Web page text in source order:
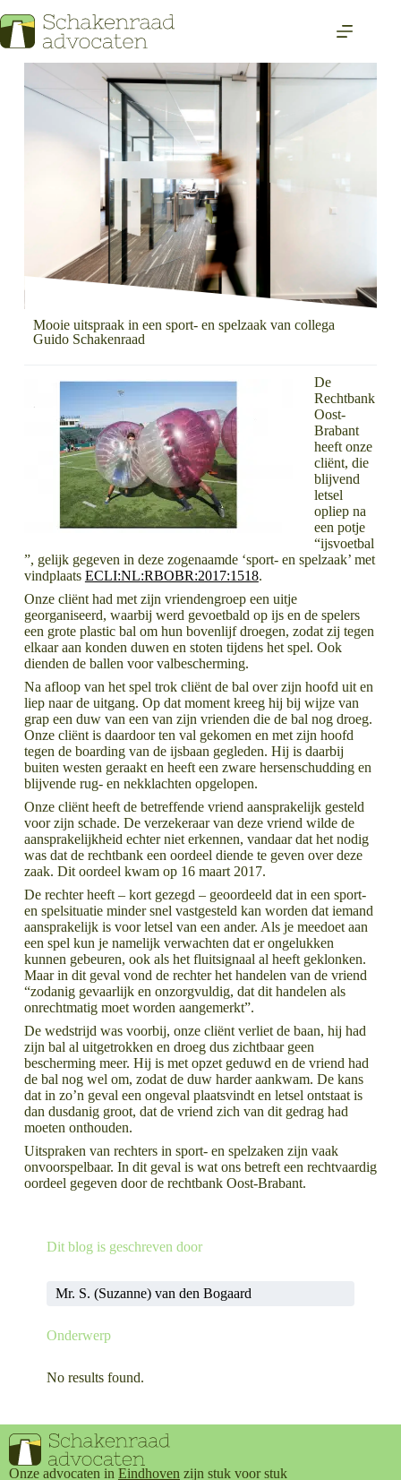
Mooie uitspraak in een sport- en spelzaak van collega
Guido Schakenraad
De
Rechtbank
Oost-
Brabant
heeft onze
cliënt, die
blijvend
letsel
opliep na
een potje
“ijsvoetbal
”, gelijk gegeven in deze zogenaamde ‘sport- en spelzaak’ met
vindplaats ECLI:NL:RBOBR:2017:1518.
Onze cliënt had met zijn vriendengroep een uitje
georganiseerd, waarbij werd gevoetbald op ijs en de spelers
een grote plastic bal om hun bovenlijf droegen, zodat zij tegen
elkaar aan konden duwen en stoten tijdens het spel. Ook
dienden de ballen voor valbescherming.
Na afloop van het spel trok cliënt de bal over zijn hoofd uit en
liep naar de uitgang. Op dat moment kreeg hij bij wijze van
grap een duw van een van zijn vrienden die de bal nog droeg.
Onze cliënt is daardoor ten val gekomen en met zijn hoofd
tegen de boarding van de ijsbaan gegleden. Hij is daarbij
buiten westen geraakt en heeft een zware hersenschudding en
blijvende rug- en nekklachten opgelopen.
Onze cliënt heeft de betreffende vriend aansprakelijk gesteld
voor zijn schade. De verzekeraar van deze vriend wilde de
aansprakelijkheid echter niet erkennen, vandaar dat het nodig
was dat de rechtbank een oordeel diende te geven over deze
zaak. Dit oordeel kwam op 16 maart 2017.
De rechter heeft – kort gezegd – geoordeeld dat in een sport-
en spelsituatie minder snel vastgesteld kan worden dat iemand
aansprakelijk is voor letsel van een ander. Als je meedoet aan
een spel kun je namelijk verwachten dat er ongelukken
kunnen gebeuren, ook als het fluitsignaal al heeft geklonken.
Maar in dit geval vond de rechter het handelen van de vriend
“zodanig gevaarlijk en onzorgvuldig, dat dit handelen als
onrechtmatig moet worden aangemerkt”.
De wedstrijd was voorbij, onze cliënt verliet de baan, hij had
zijn bal al uitgetrokken en droeg dus zichtbaar geen
bescherming meer. Hij is met opzet geduwd en de vriend had
de bal nog wel om, zodat de duw harder aankwam. De kans
dat in zo’n geval een ongeval plaatsvindt en letsel ontstaat is
dan dusdanig groot, dat de vriend zich van dit gedrag had
moeten onthouden.
Uitspraken van rechters in sport- en spelzaken zijn vaak
onvoorspelbaar. In dit geval is wat ons betreft een rechtvaardig
oordeel gegeven door de rechtbank Oost-Brabant.
Informatieverplichting bij elektronisch contracteren
Dit blog is geschreven door
Mr. S. (Suzanne) van den Bogaard
Onderwerp
No results found.
Onze advocaten in Eindhoven zijn stuk voor stuk